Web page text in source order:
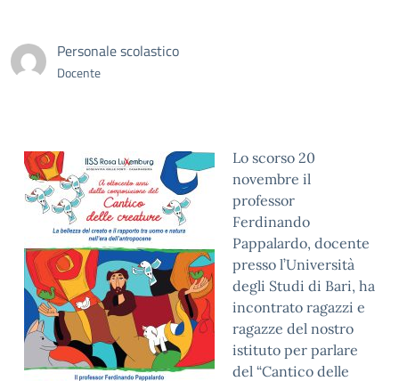
Personale scolastico
Docente
Lo scorso 20
novembre il
professor
Ferdinando
Pappalardo, docente
presso l’Università
degli Studi di Bari, ha
incontrato ragazzi e
ragazze del nostro
istituto per parlare
del “Cantico delle